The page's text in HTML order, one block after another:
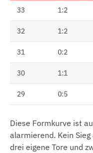
33 1:2
32 1:2
31 0:2
30 1:1
29 0:5
Diese Formkurve ist
alarmierend. Kein
drei eigene Tore und